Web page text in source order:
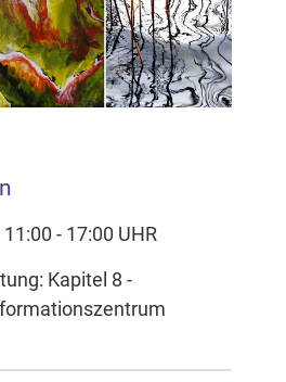
- 17:00 UHR
Kapitel 8 -